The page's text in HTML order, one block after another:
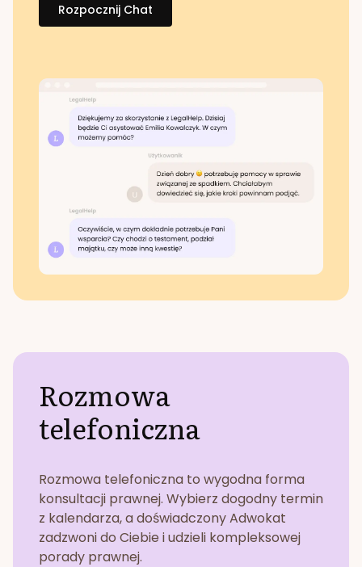
Rozpocznij Chat
Rozmowa
telefoniczna
Rozmowa telefoniczna to wygodna forma
konsultacji prawnej. Wybierz dogodny termin
z kalendarza, a doświadczony Adwokat
zadzwoni do Ciebie i udzieli kompleksowej
porady prawnej.